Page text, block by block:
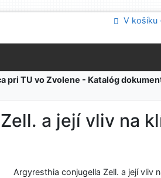
V košíku
pri TU vo Zvolene - Katalóg
a její vliv na
Argyresthia conjugella Zell. a její vliv